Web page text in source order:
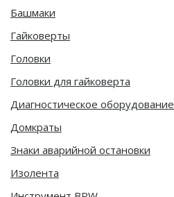
Башмаки
Гайковерты
Головки
Головки для гайковерта
Диагностическое оборудование
Домкраты
Знаки аварийной остановки
Изолента